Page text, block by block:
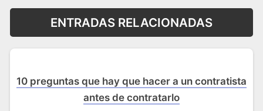
ENTRADAS RELACIONADAS
10 preguntas que hay que hacer a un contratista
antes de contratarlo